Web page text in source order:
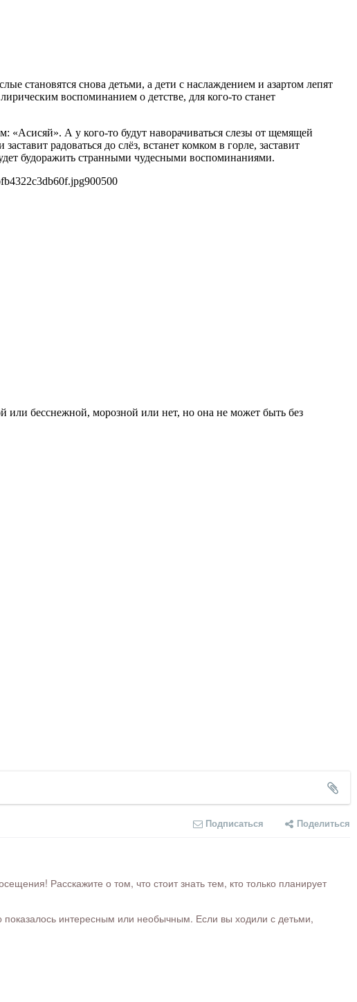
становятся снова детьми, а дети с наслаждением и азартом лепят
воспоминанием о детстве, для кого-то станет
«Асисяй». А у кого-то будут наворачиваться слезы от щемящей
радоваться до слёз, встанет комком в горле, заставит
будоражить странными чудесными воспоминаниями.
900500
или бесснежной, морозной или нет, но она не может быть без
Подписаться Поделиться
Расскажите о том, что стоит знать тем, кто только планирует
интересным или необычным. Если вы ходили с детьми,